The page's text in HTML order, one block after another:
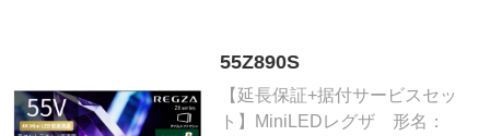
55Z890S
【延長保証+据付サービスセッ
ト】MiniLEDレグザ 形名：